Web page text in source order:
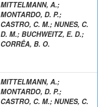
MITTELMANN, A.;
MONTARDO, D. P.;
CASTRO, C. M.; NUNES, C.
D. M.; BUCHWEITZ, E. D.;
CORRÊA, B. O.
MITTELMANN, A.;
MONTARDO, D. P.;
CASTRO, C. M.; NUNES, C.